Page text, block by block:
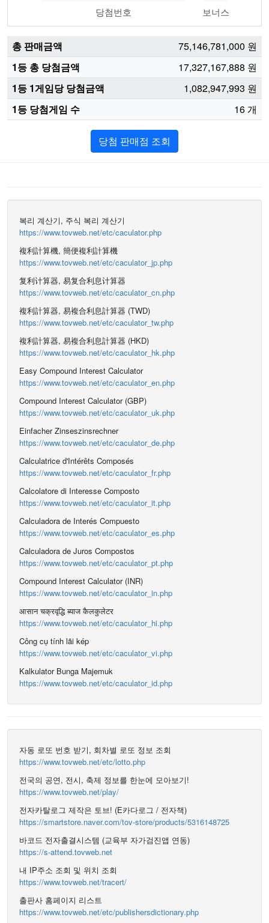
당첨번호 보너스
총 판매금액 75,146,781,000 원
1등 총 당첨금액
17,327,167,888 원
1등 1게임당 당첨금액
1,082,947,993 원
1등 당첨게임 수
16개
당첨 판매점 조회
복리 계산기, 주식 복리 계산기
https://www.tovweb.net/etc/caculator.php
複利計算機, 簡便複利計算機
https://www.tovweb.net/etc/caculator_jp.php
复利计算器, 易复合利息计算器
https://www.tovweb.net/etc/caculator_cn.php
複利計算器, 易複合利息計算器 (TWD)
https://www.tovweb.net/etc/caculator_tw.php
複利計算器, 易複合利息計算器 (HKD)
https://www.tovweb.net/etc/caculator_hk.php
Easy Compound Interest Calculator
https://www.tovweb.net/etc/caculator_en.php
Compound Interest Calculator (GBP)
https://www.tovweb.net/etc/caculator_uk.php
Einfacher Zinseszinsrechner
https://www.tovweb.net/etc/caculator_de.php
Calculatrice d'Intérêts Composés
https://www.tovweb.net/etc/caculator_fr.php
Calcolatore di Interesse Composto
https://www.tovweb.net/etc/caculator_it.php
Calculadora de Interés Compuesto
https://www.tovweb.net/etc/caculator_es.php
Calculadora de Juros Compostos
https://www.tovweb.net/etc/caculator_pt.php
Compound Interest Calculator (INR)
https://www.tovweb.net/etc/caculator_in.php
आसान चक्रवृद्धि ब्याज कैलकुलेटर
https://www.tovweb.net/etc/caculator_hi.php
Công cụ tính lãi kép
https://www.tovweb.net/etc/caculator_vi.php
Kalkulator Bunga Majemuk
https://www.tovweb.net/etc/caculator_id.php
자동 로또 번호 받기, 회차별 로또 정보 조회
https://www.tovweb.net/etc/lotto.php
전국의 공연, 전시, 축제 정보를 한눈에 모아보기!
https://www.tovweb.net/play/
전자카탈로그 제작은 토브! (E카다로그 / 전자책)
https://smartstore.naver.com/tov-store/products/5316148725
바코드 전자출결시스템 (교육부 자가검진앱 연동)
https://s-attend.tovweb.net
내 IP주소 조회 및 위치 조회
https://www.tovweb.net/tracert/
출판사 홈페이지 리스트
https://www.tovweb.net/etc/publishersdictionary.php